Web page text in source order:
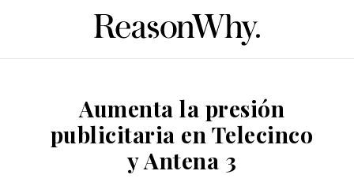
Aumenta la presión
publicitaria en Telecinco
y Antena 3